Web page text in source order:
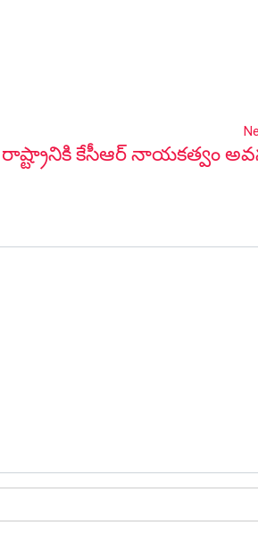
రాష్ట్రానికి కేసీఆర్ నాయకత్వం